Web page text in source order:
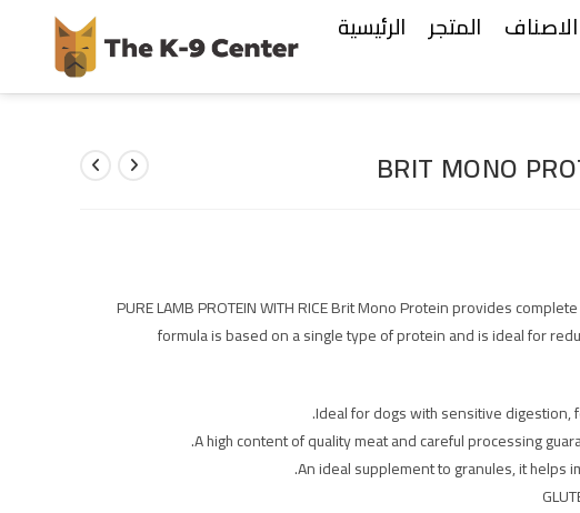
الرئيسية المتجر الاصناف
BRIT MONO
100% PURE LAMB PROTEIN WITH RICE Brit Mono Protein provides
formula is based on a single type of protein and is ideal for
Ideal for dogs with sensitive digestion,
A high content of quality meat and careful processing
An ideal supplement to granules, it helps